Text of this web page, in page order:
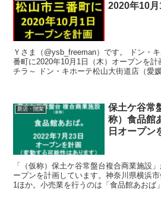
2020年10
Ｙさま（@ysb_freeman）です。 ドン・キホーテが愛媛県松山市三
番町に2020年10月1日（木）オープンを計画して
チラ～ ドン・キホーテ松山大街道店（愛媛県松山市）2020年10月
新店・開業
保土ケ谷常
称）食品館
日オープン
「（仮称）保土ケ谷常盤台複合商業施設
ープンを計画しています。神奈川県横浜
1ほか。小売業を行うのは「食品館あおば
ビック・ライズほか。計画では、店舗面